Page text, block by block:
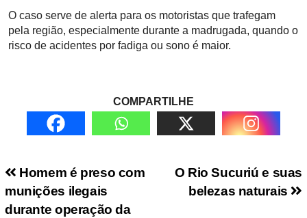
O caso serve de alerta para os motoristas que trafegam
pela região, especialmente durante a madrugada, quando o
risco de acidentes por fadiga ou sono é maior.
COMPARTILHE
Navegação de PostO Rio Sucuriú e suas
belezas naturais
Homem é preso com
munições ilegais
durante operação da